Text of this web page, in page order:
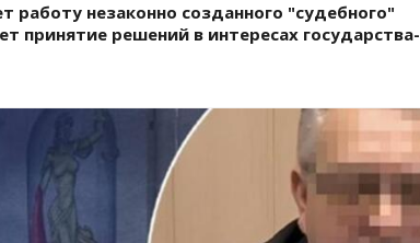
незаконно созданного "судебного"
принятие решений в интересах государства-